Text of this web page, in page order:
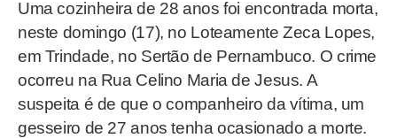
Uma cozinheira de 28 anos foi encontrada morta,
neste domingo (17), no Loteamente Zeca Lopes,
em Trindade, no Sertão de Pernambuco. O crime
ocorreu na Rua Celino Maria de Jesus. A
suspeita é de que o companheiro da vítima, um
gesseiro de 27 anos tenha ocasionado a morte.